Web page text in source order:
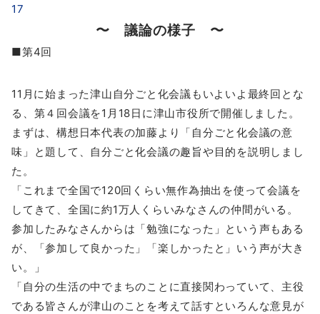
17
〜 議論の様子 〜
■第4回
11月に始まった津山自分ごと化会議もいよいよ最終回とな
る、第４回会議を1月18日に津山市役所で開催しました。
まずは、構想日本代表の加藤より「自分ごと化会議の意
味」と題して、自分ごと化会議の趣旨や目的を説明しまし
た。
「これまで全国で120回くらい無作為抽出を使って会議を
してきて、全国に約1万人くらいみなさんの仲間がいる。
参加したみなさんからは「勉強になった」という声もある
が、「参加して良かった」「楽しかったと」いう声が大き
い。」
「自分の生活の中でまちのことに直接関わっていて、主役
である皆さんが津山のことを考えて話すといろんな意見が